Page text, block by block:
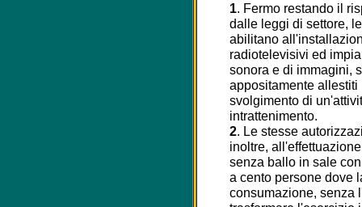
1. Fermo restando il
dalle leggi di settore,
abilitano
radiotelevisivi ed
sonora e di immagini,
appositamente
svolgimento di
intrattenimento.
2. Le stesse
inoltre,
senza ballo in sale
a cento persone dove
consumazione, senza